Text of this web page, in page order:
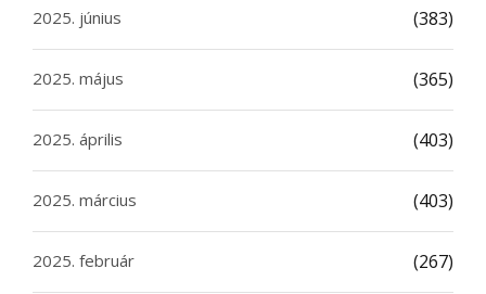
2025. június (383)
2025. május (365)
2025. április (403)
2025. március (403)
2025. február (267)